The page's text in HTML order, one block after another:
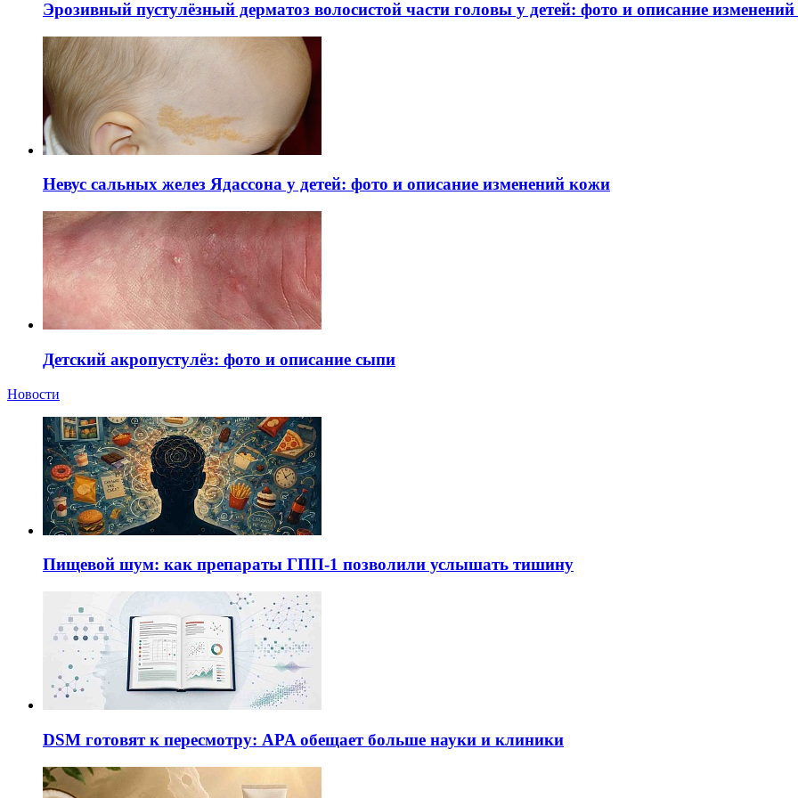
Эрозивный пустулёзный дерматоз волосистой части головы у детей: фото и описание
Невус сальных желез Ядассона у детей: фото и описание изменений кожи
Детский акропустулёз: фото и описание сыпи
Новости
Пищевой шум: как препараты ГПП-1 позволили услышать тишину
DSM готовят к пересмотру: APA обещает больше науки и клиники